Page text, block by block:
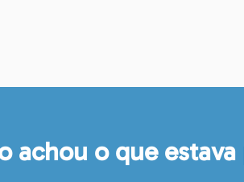
achou o que